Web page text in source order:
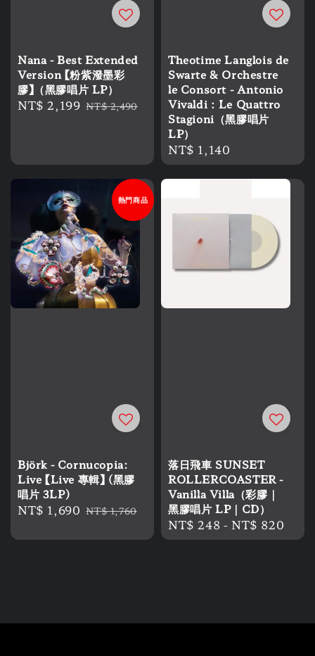
Nana - Best Extended
Version 【粉紫潑墨彩
膠】（黑膠唱片 LP）
Sale
NT$ 2,199 Regular
NT$ 2,490
Theotime Langlois de
Swarte & Orchestre
le Consort - Antonio
Vivaldi：Le Quattro
Stagioni（黑膠唱片
LP）
Regular
price
NT$ 1,140
熱門商品
Björk - Cornucopia:
Live 【Live 專輯】 (黑膠
唱片 3LP)
Sale
NT$ 1,690 Regular
NT$ 1,760
落日飛車 SUNSET
ROLLERCOASTER -
Vanilla Villa（彩膠｜
黑膠唱片 LP｜CD）
Regular
price
NT$ 248 -NT$ 820